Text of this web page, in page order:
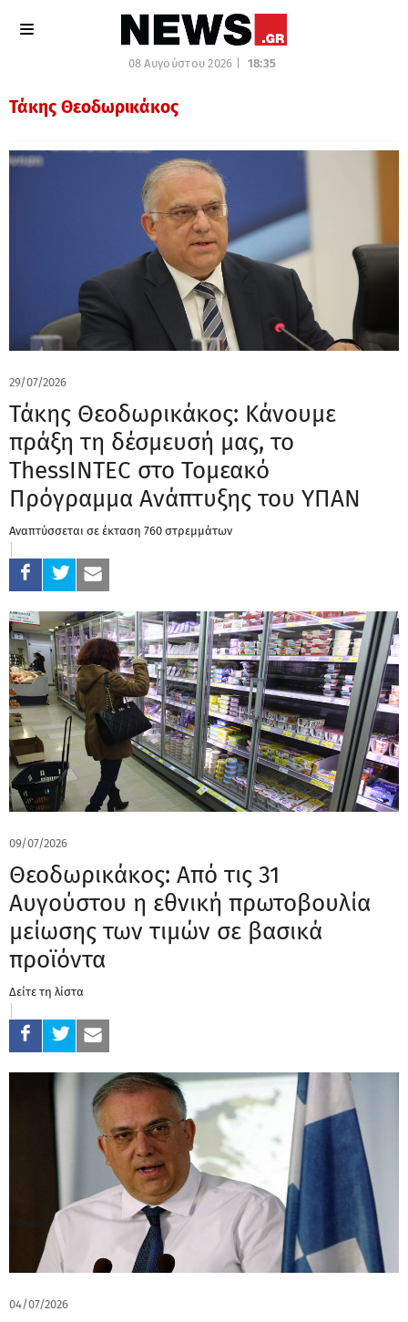
08 Αυγούστου 2026 | 18:35
Τάκης Θεοδωρικάκος
29/07/2026
Τάκης Θεοδωρικάκος: Κάνουμε
πράξη τη δέσμευσή μας, το
ThessINTEC στο Τομεακό
Πρόγραμμα Ανάπτυξης του ΥΠΑΝ
Αναπτύσσεται σε έκταση 760 στρεμμάτων
09/07/2026
Θεοδωρικάκος: Από τις 31
Αυγούστου η εθνική πρωτοβουλία
μείωσης των τιμών σε βασικά
προϊόντα
Δείτε τη λίστα
04/07/2026